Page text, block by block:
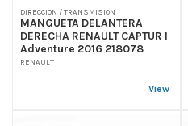
DIRECCION / TRANSMISION
MANGUETA DELANTERA
DERECHA RENAULT CAPTUR I
Adventure 2016 218078
RENAULT
View